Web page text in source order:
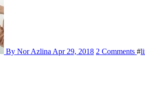
By Nor Azlina Apr 29, 2018 2 Comments #